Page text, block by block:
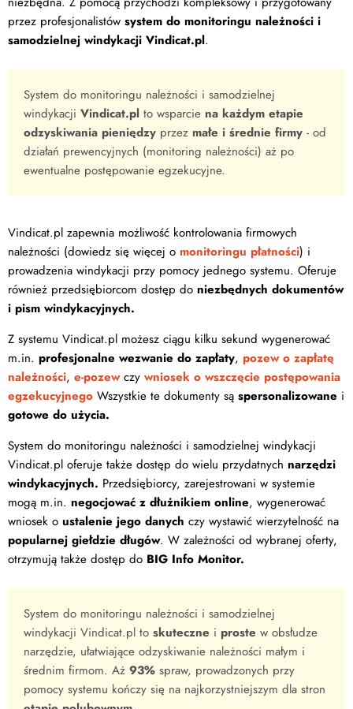
przez profesjonalistów system do monitoringu należności i
samodzielnej windykacji Vindicat.pl.
System do monitoringu należności i samodzielnej
windykacji Vindicat.pl to wsparcie na każdym etapie
odzyskiwania pieniędzy przez małe i średnie firmy - od
działań prewencyjnych (monitoring należności) aż po
ewentualne postępowanie egzekucyjne.
Vindicat.pl zapewnia możliwość kontrolowania firmowych
należności (dowiedz się więcej o monitoringu płatności) i
prowadzenia windykacji przy pomocy jednego systemu. Oferuje
również przedsiębiorcom dostęp do niezbędnych dokumentów
i pism windykacyjnych.
Z systemu Vindicat.pl możesz ciągu kilku sekund wygenerować
m.in. profesjonalne wezwanie do zapłaty, pozew o zapłatę
należności, e-pozewczy wniosek o wszczęcie postępowania
egzekucyjnego Wszystkie te dokumenty są spersonalizowane i
gotowe do użycia.
System do monitoringu należności i samodzielnej windykacji
Vindicat.pl oferuje także dostęp do wielu przydatnych narzędzi
windykacyjnych. Przedsiębiorcy, zarejestrowani w systemie
mogą m.in. negocjować z dłużnikiem online, wygenerować
wniosek o ustalenie jego danych czy wystawić wierzytelność na
popularnej giełdzie długów. W zależności od wybranej oferty,
otrzymują także dostęp do BIG Info Monitor.
System do monitoringu należności i samodzielnej
windykacji Vindicat.pl to skuteczne i proste w obsłudze
narzędzie, ułatwiające odzyskiwanie należności małym i
średnim firmom. Aż 93% spraw, prowadzonych przy
pomocy systemu kończy się na najkorzystniejszym dla stron